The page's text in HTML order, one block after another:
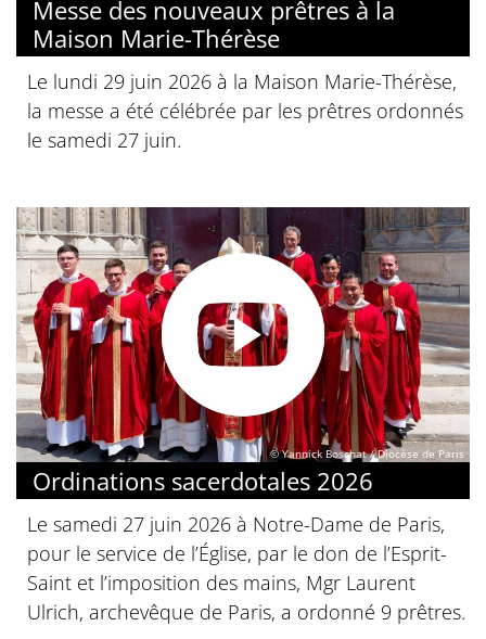
Messe des nouveaux prêtres à la
Maison Marie-Thérèse
Le lundi 29 juin 2026 à la Maison Marie-Thérèse,
la messe a été célébrée par les prêtres ordonnés
le samedi 27 juin.
© Yannick Boschat / Diocèse de Paris
Ordinations sacerdotales 2026
Le samedi 27 juin 2026 à Notre-Dame de Paris,
pour le service de l’Église, par le don de l’Esprit-
Saint et l’imposition des mains, Mgr Laurent
Ulrich, archevêque de Paris, a ordonné 9 prêtres.